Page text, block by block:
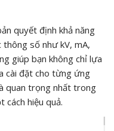
quyết định khả năng
số như kV, mA,
giúp bạn không chỉ lựa
cài đặt cho từng ứng
quan trọng nhất trong
cách hiệu quả.